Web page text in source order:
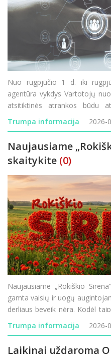
Nuo rugpjūčio 1 d. iki
agentūra vykdys Vartotojų
atsitiktinės atrankos būdu
kviečiami atsakyti į
padėtį ir vartojimo planus.
Trumpa informacija 2026-
Naujausiame
skaitykite (0)
Naujausiame „Rokiškio
gamta vaisių ir uogų
derliaus beveik nėra. Kodėl
Rokiškio krašto ūkininkai?
Trumpa informacija 2026-
Laikinai uždaroma